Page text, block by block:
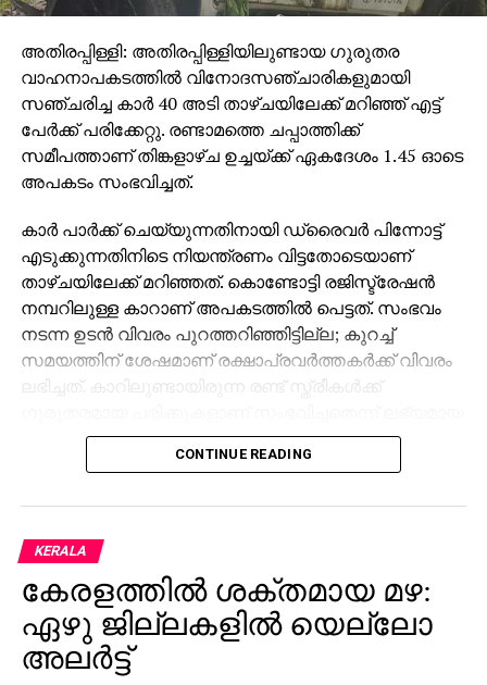
അതിരപ്പിള്ളി: അതിരപ്പിള്ളിയിലുണ്ടായ ഗുരുതര
വാഹനാപകടത്തില്‍ വിനോദസഞ്ചാരികളുമായി
സഞ്ചരിച്ച കാര്‍ 40 അടി താഴ്ചയിലേക്ക് മറിഞ്ഞ് എട്ട്
പേര്‍ക്ക് പരിക്കേറ്റു. രണ്ടാമത്തെ ചപ്പാത്തിക്ക്
സമീപത്താണ് തിങ്കളാഴ്ച ഉച്ചയ്ക്ക് ഏകദേശം 1.45 ഓടെ
അപകടം സംഭവിച്ചത്.
കാര്‍ പാര്‍ക്ക് ചെയ്യുന്നതിനായി ഡ്രൈവര്‍ പിന്നോട്ട്
എടുക്കുന്നതിനിടെ നിയന്ത്രണം വിട്ടതോടെയാണ്
താഴ്ചയിലേക്ക് മറിഞ്ഞത്. കൊണ്ടോട്ടി രജിസ്ട്രേഷന്‍
നമ്പറിലുള്ള കാറാണ് അപകടത്തില്‍ പെട്ടത്. സംഭവം
നടന്ന ഉടന്‍ വിവരം പുറത്തറിഞ്ഞിട്ടില്ല; കുറച്ച്
സമയത്തിന് ശേഷമാണ് രക്ഷാപ്രവര്‍ത്തകര്‍ക്ക് വിവരം
ലഭിച്ചത്. കാറിലുണ്ടായിരുന്ന രണ്ട് സ്ത്രീകള്‍ക്ക്
വിവരങ്ങള്‍ വ്യക്തമാക്കുന്നു.
CONTINUE READING
KERALA
കേരളത്തില്‍ ശക്തമായ മഴ:
ഏഴു ജില്ലകളില്‍ യെല്ലോ
അലര്‍ട്ട്